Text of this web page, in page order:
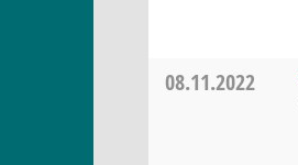
08.11.2022